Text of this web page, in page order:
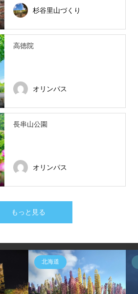
杉谷里山づくり
高徳院
オリンパス
長串山公園
オリンパス
もっと見る
北海道